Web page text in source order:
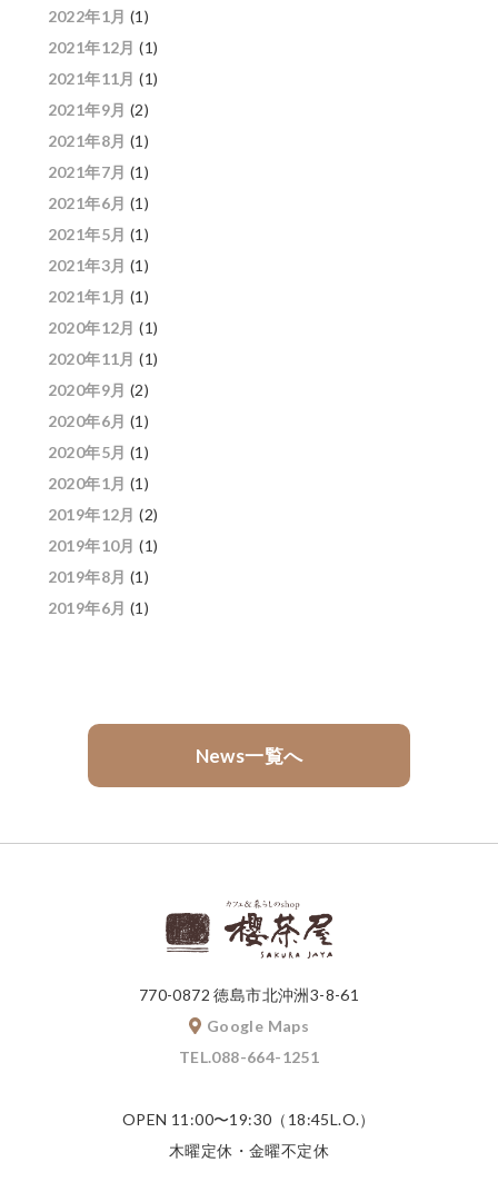
2022年1月 (1)
2021年12月 (1)
2021年11月 (1)
2021年9月 (2)
2021年8月 (1)
2021年7月 (1)
2021年6月 (1)
2021年5月 (1)
2021年3月 (1)
2021年1月 (1)
2020年12月 (1)
2020年11月 (1)
2020年9月 (2)
2020年6月 (1)
2020年5月 (1)
2020年1月 (1)
2019年12月 (2)
2019年10月 (1)
2019年8月 (1)
2019年6月 (1)
News一覧へ
770-0872 徳島市北沖洲3-8-61
Google Maps
TEL.088-664-1251
OPEN 11:00〜19:30（18:45L.O.）
木曜定休・金曜不定休